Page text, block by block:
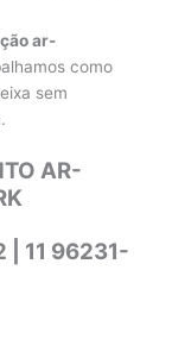
ar-
como
sem
AR-
| 11 96231-